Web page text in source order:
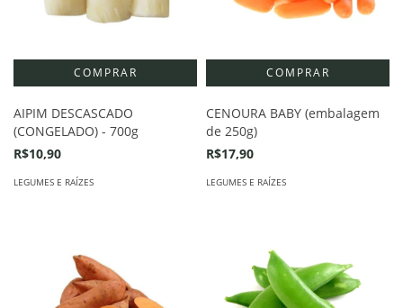
AIPIM DESCASCADO
(CONGELADO) - 700g
R$10,90
LEGUMES E RAÍZES
CENOURA BABY (embalagem
de 250g)
R$17,90
LEGUMES E RAÍZES